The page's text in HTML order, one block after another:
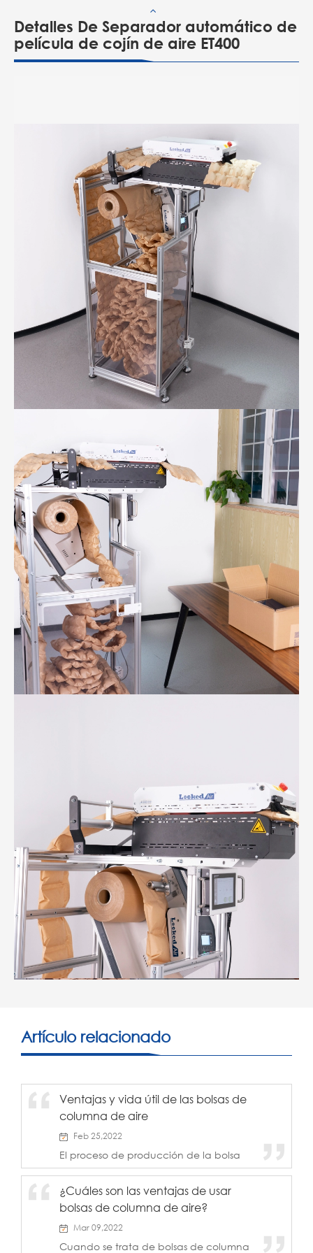
Detalles De Separador automático de
película de cojín de aire ET400
Artículo relacionado
Ventajas y vida útil de las bolsas de
columna de aire
Feb 25,2022
El proceso de producción de la bolsa
de columna de aire es personalizado
molde, el tiempo de entrega es corto y
el costo es bajo. Tiene las características
¿Cuáles son las ventajas de usar
bolsas de columna de aire?
Mar 09,2022
Cuando se trata de bolsas de columna